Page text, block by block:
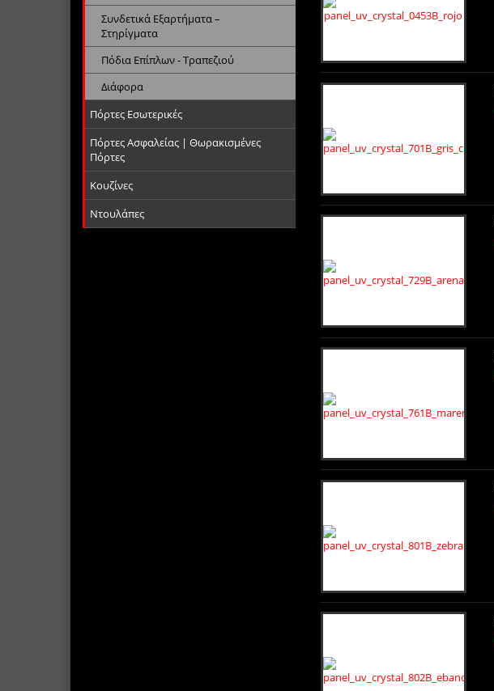
Συνδετικά Εξαρτήματα –
Στηρίγματα
Πόδια Επίπλων - Τραπεζιού
Διάφορα
Πόρτες Εσωτερικές
Πόρτες Ασφαλείας | Θωρακισμένες
Πόρτες
Κουζίνες
Ντουλάπες